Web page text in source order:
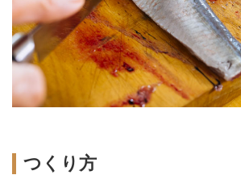
つくり方